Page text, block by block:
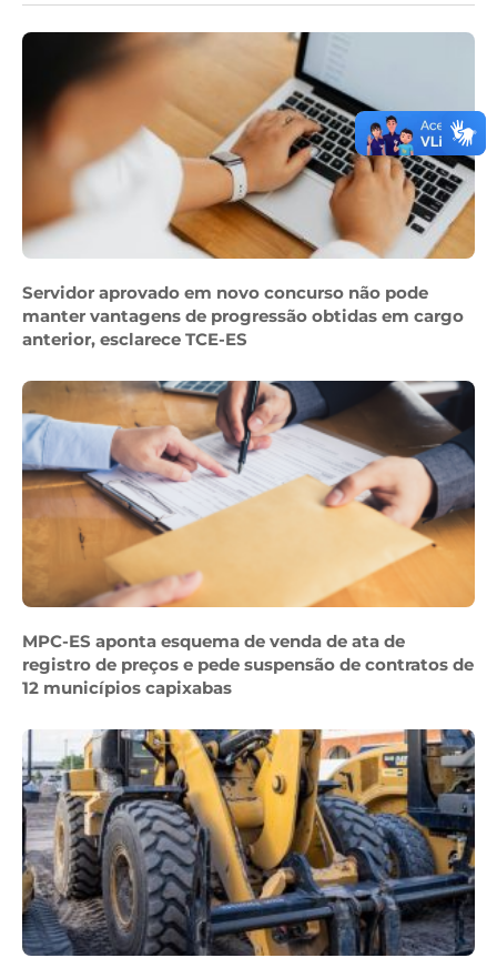
Servidor aprovado em novo concurso não pode
manter vantagens de progressão obtidas em cargo
anterior, esclarece TCE-ES
MPC-ES aponta esquema de venda de ata de
registro de preços e pede suspensão de contratos de
12 municípios capixabas